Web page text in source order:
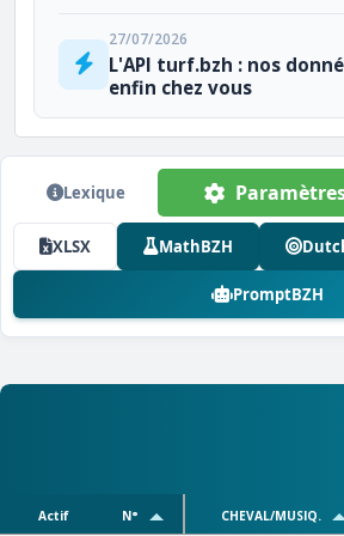
27/07/2026
L'API turf.bzh : nos
enfin chez vous
Lexique
XLSX MathBZH
PromptBZH
Actif N° CHEVAL/MUSIQ.